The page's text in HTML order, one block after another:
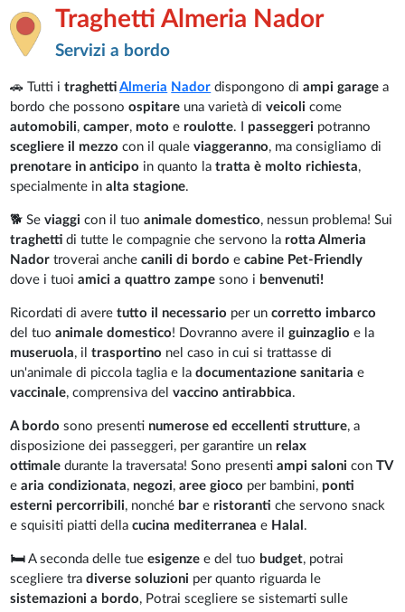
Traghetti Almeria Nador
Servizi a bordo
🚗 Tutti itraghettiAlmeria Nador dispongono diampi garagea
bordo che possonoospitare una varietà diveicolicome
automobili,camper, motoe roulotte. I passeggeri potranno
scegliere il mezzo con il qualeviaggeranno, ma consigliamo di
prenotare in anticipo in quanto latratta è molto richiesta,
specialmente inalta stagione.
🐕 Seviaggicon il tuoanimale domestico, nessun problema! Sui
traghetti di tutte le compagnie che servono la rotta Almeria
Nador troverai anchecanili di bordo ecabine Pet-Friendly
dove i tuoiamici a quattro zampe sono i benvenuti!
Ricordati di averetutto il necessario per uncorretto imbarco
del tuoanimale domestico! Dovranno avere ilguinzaglio e la
museruola, iltrasportino nel caso in cui si trattasse di
un'animale di piccola taglia e ladocumentazione sanitaria e
vaccinale, comprensiva delvaccino antirabbica.
A bordo sono presenti numerose ed eccellenti strutture, a
disposizione dei passeggeri, per garantire un relax
ottimaledurante la traversata! Sono presentiampi saloni conTV
earia condizionata, negozi,aree gioco per bambini, ponti
esterni percorribili, nonché bar e ristorantiche servono snack
e squisiti piatti dellacucina mediterranea e Halal .
🛏️A seconda delle tueesigenzee del tuo budget, potrai
scegliere tra diverse soluzioni per quanto riguarda le
sistemazioni a bordo, Potrai scegliere se sistemarti sulle